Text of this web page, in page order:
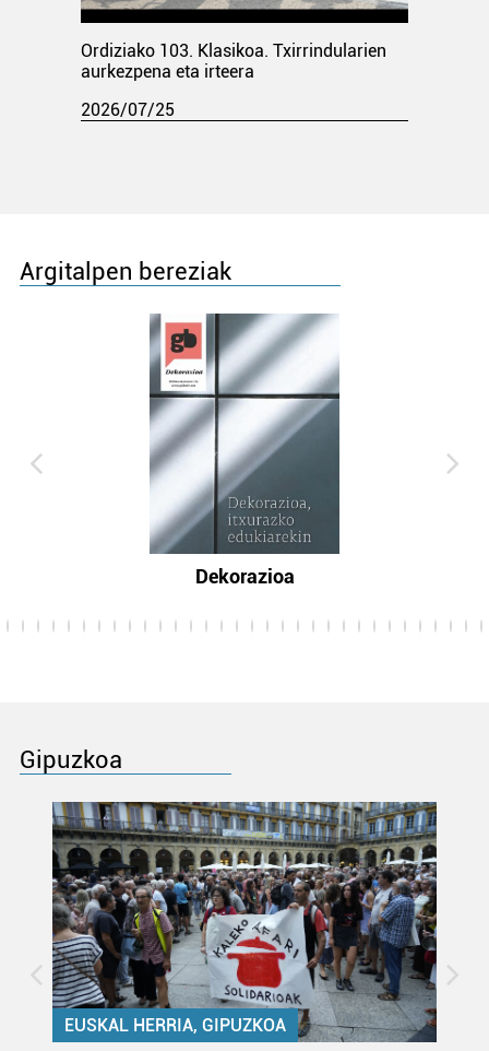
Ordiziako 103. Klasikoa. Txirrindularien
aurkezpena eta irteera
2026/07/25
Argitalpen bereziak
Dekorazioa
Gipuzkoa
EUSKAL HERRIA, GIPUZKOA